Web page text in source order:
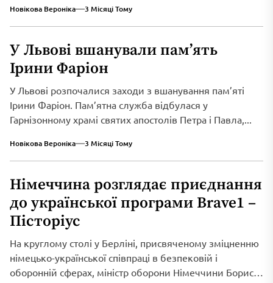
Новікова Вероніка 3 Місяці Тому
У Львові вшанували пам’ять
Ірини Фаріон
У Львові розпочалися заходи з вшанування пам’яті
Ірини Фаріон. Пам’ятна служба відбулася у
Гарнізонному храмі святих апостолів Петра і Павла,...
Новікова Вероніка 3 Місяці Тому
Німеччина розглядає приєднання
до української програми Brave1 –
Пісторіус
На круглому столі у Берліні, присвяченому зміцненню
німецько-української співпраці в безпековій і
оборонній сферах, міністр оборони Німеччини Борис